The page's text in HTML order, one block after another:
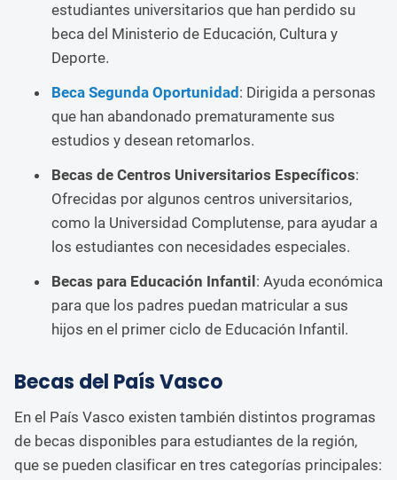
estudiantes universitarios que han perdido su
beca del Ministerio de Educación, Cultura y
Deporte.
Beca Segunda Oportunidad : Dirigida a personas
que han abandonado prematuramente sus
estudios y desean retomarlos.
Becas de Centros Universitarios Específicos:
Ofrecidas por algunos centros universitarios,
como la Universidad Complutense, para ayudar a
los estudiantes con necesidades especiales.
Becas para Educación Infantil : Ayuda económica
para que los padres puedan matricular a sus
hijos en el primer ciclo de Educación Infantil.
Becas del País Vasco
En el País Vasco existen también distintos programas
de becas disponibles para estudiantes de la región,
que se pueden clasificar en tres categorías principales: